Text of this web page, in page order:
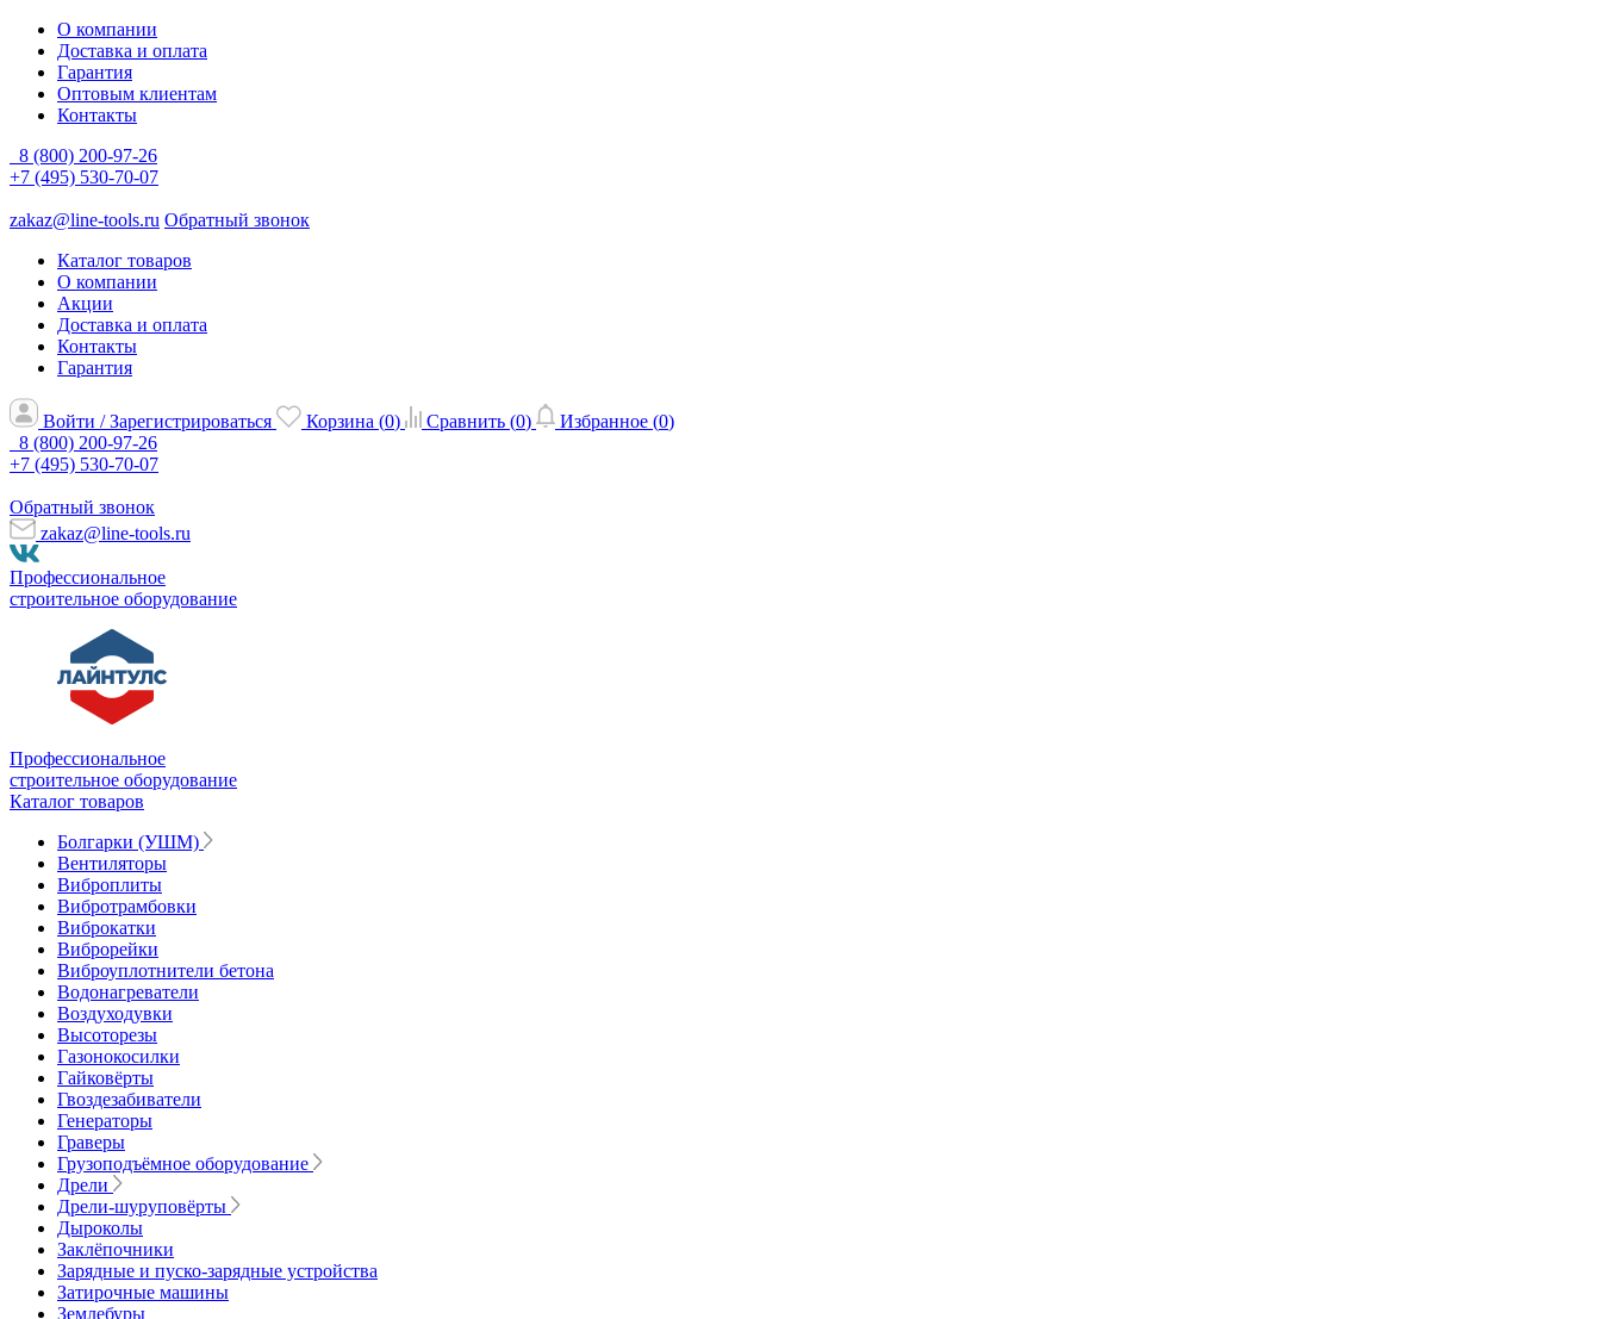
О компании
Доставка и оплата
Гарантия
Оптовым клиентам
Контакты
8 (800) 200-97-26
+7 (495) 530-70-07
zakaz@line-tools.ru Обратный звонок
Каталог товаров
О компании
Акции
Доставка и оплата
Контакты
Гарантия
Войти / Зарегистрироваться Корзина (0) Сравнить (0) Избранное (0)
8 (800) 200-97-26
+7 (495) 530-70-07
Обратный звонок
zakaz@line-tools.ru
Профессиональное
строительное оборудование
Профессиональное
строительное оборудование
Каталог товаров
Болгарки (УШМ)
Вентиляторы
Виброплиты
Вибротрамбовки
Виброкатки
Виброрейки
Виброуплотнители бетона
Водонагреватели
Воздуходувки
Высоторезы
Газонокосилки
Гайковёрты
Гвоздезабиватели
Генераторы
Граверы
Грузоподъёмное оборудование
Дрели
Дрели-шуруповёрты
Дыроколы
Заклёпочники
Зарядные и пуско-зарядные устройства
Затирочные машины
Землебуры